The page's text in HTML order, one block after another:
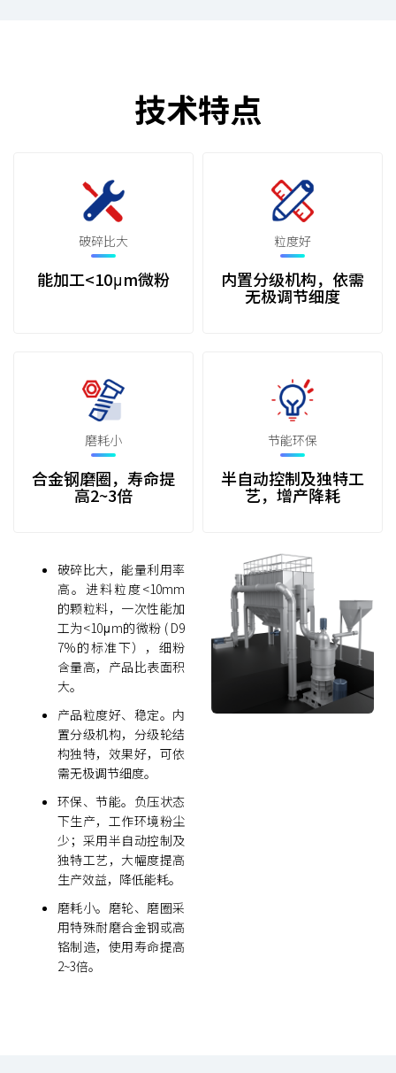
技术特点
破碎比大
能加工<10μm微粉
粒度好
内置分级机构，依需
无极调节细度
磨耗小
合金钢磨圈，寿命提
高2~3倍
节能环保
半自动控制及独特工
艺，增产降耗
破碎比大，能量利用率
高。进料粒度<10mm
的颗粒料，一次性能加
工为<10μm的微粉 ( D9
7%的标准下），细粉
含量高，产品比表面积
大。
产品粒度好、稳定。内
置分级机构，分级轮结
构独特，效果好，可依
需无极调节细度。
环保、节能。负压状态
下生产，工作环境粉尘
少；采用半自动控制及
独特工艺，大幅度提高
生产效益，降低能耗。
磨耗小。磨轮、磨圈采
用特殊耐磨合金钢或高
铬制造，使用寿命提高
2~3倍。